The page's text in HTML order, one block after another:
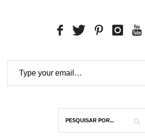
Type your email…